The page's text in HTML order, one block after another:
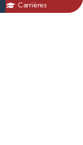
Carrières